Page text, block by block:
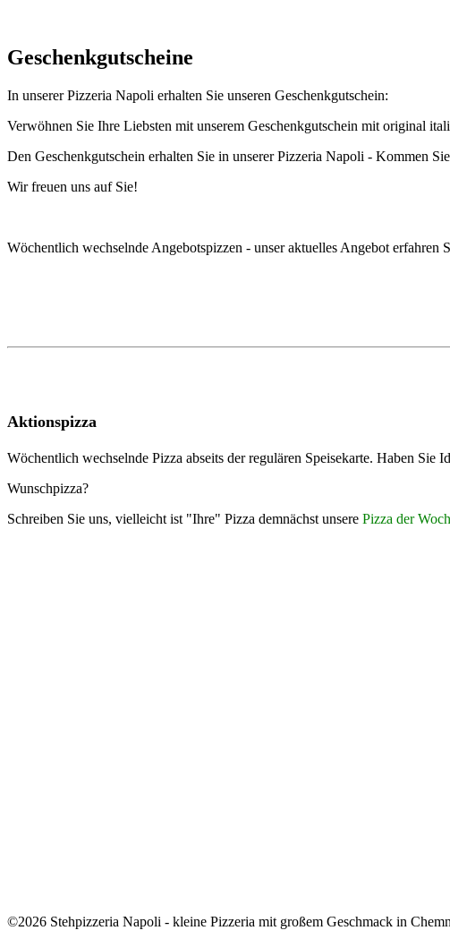
Geschenkgutscheine
In unserer Pizzeria Napoli erhalten Sie unseren Geschenkgutschein:
Verwöhnen Sie Ihre Liebsten mit unserem Geschenkgutschein mit original
Den Geschenkgutschein erhalten Sie in unserer Pizzeria Napoli - Kommen
Wir freuen uns auf Sie!
Wöchentlich wechselnde Angebotspizzen - unser aktuelles Angebot erfahren
Aktionspizza
Wöchentlich wechselnde Pizza abseits der regulären Speisekarte. Haben Sie
Wunschpizza?
Schreiben Sie uns, vielleicht ist "Ihre" Pizza demnächst unsere Pizza der
©2026 Stehpizzeria Napoli - kleine Pizzeria mit großem Geschmack in